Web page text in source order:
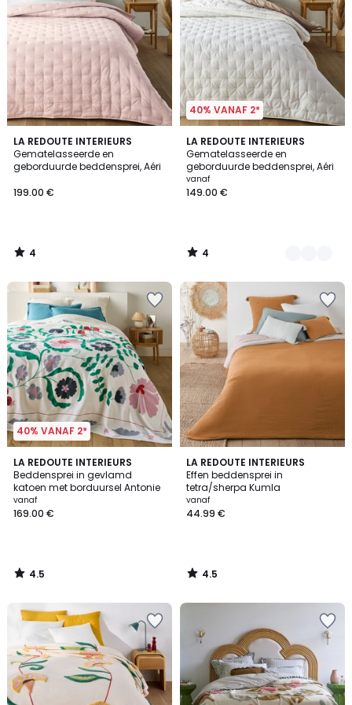
LA REDOUTE INTERIEURS
Gematelasseerde en
geborduurde beddensprei, Aéri
199.00 €
4
/
5
4
/
40% VANAF 2*
LA REDOUTE INTERIEURS
Gematelasseerde en
geborduurde beddensprei, Aéri
vanaf
149.00 €
4
/
5
3
Kleuren
4
/
40% VANAF 2*
LA REDOUTE INTERIEURS
Beddensprei in gevlamd
katoen met borduursel Antonie
vanaf
169.00 €
4.5
/ 5
4.5
/
LA REDOUTE INTERIEURS
Effen beddensprei in
tetra/sherpa Kumla
vanaf
44.99 €
4.5
/ 5
4.5
/